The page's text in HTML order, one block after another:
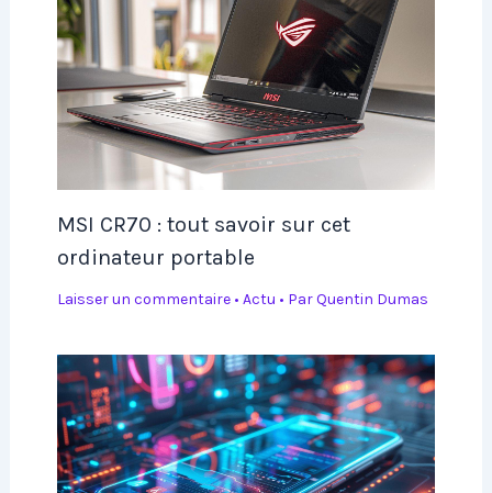
MSI CR70 : tout savoir sur cet
ordinateur portable
Laisser un commentaire • Actu • ParQuentin Dumas